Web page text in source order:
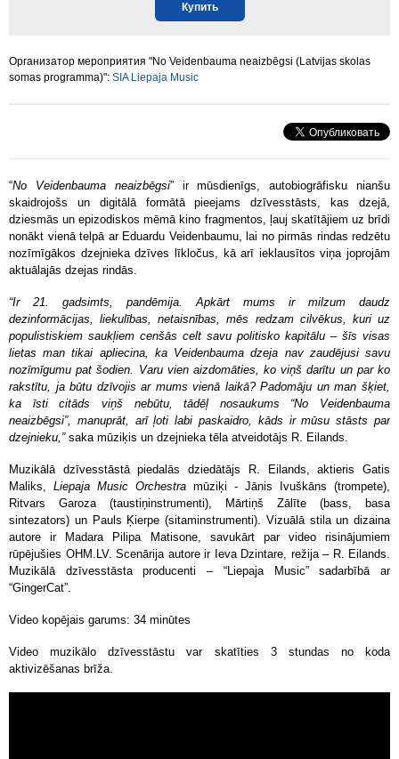
Купить
Организатор мероприятия "No Veidenbauma neaizbēgsi (Latvijas skolas
somas programma)": SIA Liepaja Music
“No Veidenbauma neaizbēgsi” ir mūsdienīgs, autobiogrāfisku nianšu
skaidrojošs un digitālā formātā pieejams dzīvesstāsts, kas dzejā,
dziesmās un epizodiskos mēmā kino fragmentos, ļauj skatītājiem uz brīdi
nonākt vienā telpā ar Eduardu Veidenbaumu, lai no pirmās rindas redzētu
nozīmīgākos dzejnieka dzīves līkločus, kā arī ieklausītos viņa joprojām
aktuālajās dzejas rindās.
“Ir 21. gadsimts, pandēmija. Apkārt mums ir milzum daudz
dezinformācijas, liekulības, netaisnības, mēs redzam cilvēkus, kuri uz
populistiskiem saukļiem cenšās celt savu politisko kapitālu – šīs visas
lietas man tikai apliecina, ka Veidenbauma dzeja nav zaudējusi savu
nozīmīgumu pat šodien. Varu vien aizdomāties, ko viņš darītu un par ko
rakstītu, ja būtu dzīvojis ar mums vienā laikā? Padomāju un man šķiet,
ka īsti citāds viņš nebūtu, tādēļ nosaukums “No Veidenbauma
neaizbēgsi”, manuprāt, arī ļoti labi paskaidro, kāds ir mūsu stāsts par
dzejnieku,”saka mūziķis un dzejnieka tēla atveidotājs R. Eilands.
Muzikālā dzīvesstāstā piedalās dziedātājs R. Eilands, aktieris Gatis
Maliks, Liepaja Music Orchestra mūziķi - Jānis Ivuškāns (trompete),
Ritvars Garoza (taustiņinstrumenti), Mārtiņš Zālīte (bass, basa
sintezators) un Pauls Ķierpe (sitaminstrumenti). Vizuālā stila un dizaina
autore ir Madara Pilipa Matisone, savukārt par video risinājumiem
rūpējušies OHM.LV. Scenārija autore ir Ieva Dzintare, režija – R. Eilands.
Muzikālā dzīvesstāsta producenti – “Liepaja Music” sadarbībā ar
“GingerCat”.
Video kopējais garums: 34 minūtes
Video muzikālo dzīvesstāstu var skatīties 3 stundas no koda
aktivizēšanas brīža.